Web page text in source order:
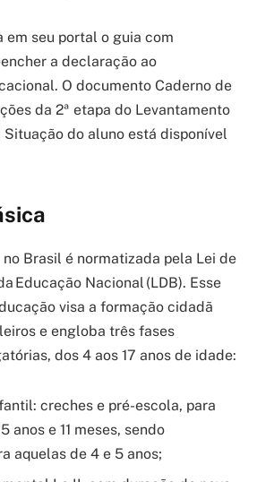
em seu portal o guia com
a declaração ao
O documento Caderno de
da 2ª etapa do Levantamento
do aluno está disponível
Brasil é normatizada pela Lei de
Educação Nacional (LDB). Esse
visa a formação cidadã
e engloba três fases
dos 4 aos 17 anos de idade:
creches e pré-escola, para
anos e 11 meses, sendo
aquelas de 4 e 5 anos;